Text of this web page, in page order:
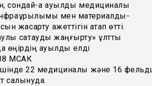
ақ ауылдық медициналық
мен материалдық-
жақсарту қажеттігін атап өтті.
сақтауды жаңғырту» ұлттық
ауылдық елді
МСАК
22 медициналық және 16
салынуда.